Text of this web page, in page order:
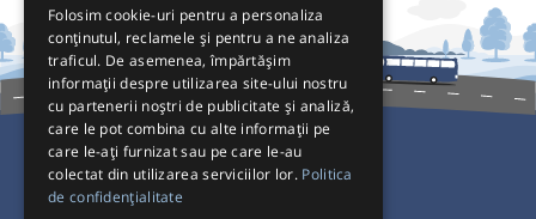
Pentru Călători
Folosim cookie-uri pentru a personaliza
conținutul, reclamele și pentru a ne analiza
traficul. De asemenea, împărtășim
informații despre utilizarea site-ului nostru
cu partenerii noștri de publicitate și analiză,
care le pot combina cu alte informații pe
care le-ați furnizat sau pe care le-au
colectat din utilizarea serviciilor lor. Politica
de confidențialitate